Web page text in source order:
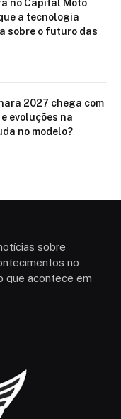
no Capital Moto
a tecnologia
sobre o futuro das
2027 chega com
evoluções na
no modelo?
sobre
no
que acontece em